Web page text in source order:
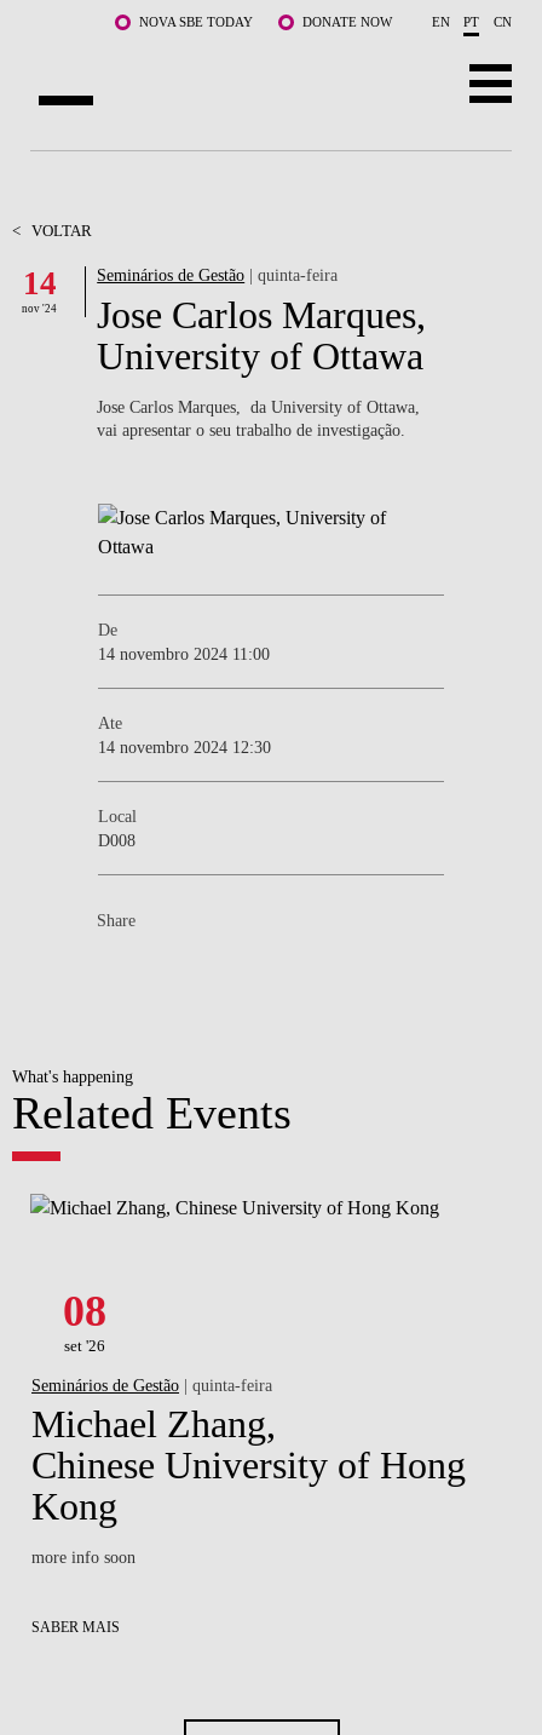
Saltar para o conteúdo principalNOVA SBE TODAY DONATE NOW EN PT CN
DOCENTES E INVESTIGAÇÃO
COMUNIDADE
WHAT'S HAPPENING
< VOLTAR
14
nov '24
Seminários de Gestão | quinta-feira
Jose Carlos Marques,
University of Ottawa
Jose Carlos Marques, da University of Ottawa,
vai apresentar o seu trabalho de investigação.
De
14 novembro 2024 11:00
Ate
14 novembro 2024 12:30
Local
D008
Share
What's happening
Related Events
08
set '26
Seminários de Gestão | quinta-feira
Michael Zhang,
Chinese University of Hong
Kong
more info soon
SABER MAIS